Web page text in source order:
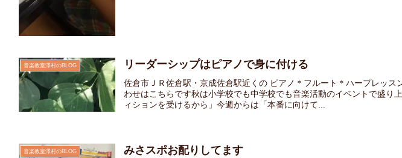
音楽教室澤村のBLOG リーダーシップはピアノで身に付ける
佐倉市ＪＲ佐倉駅・京成佐倉駅近くの ピアノ＊フルート＊ハープレッス
わせはこちらです秋は小学校でも中学校でも音楽活動のイベントで盛り
ィションを受けるから」今週からは「本番に向けて...
音楽教室澤村のBLOG みさスポお配りしてます